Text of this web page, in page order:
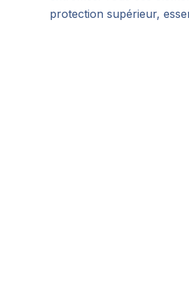
protection supérieur,